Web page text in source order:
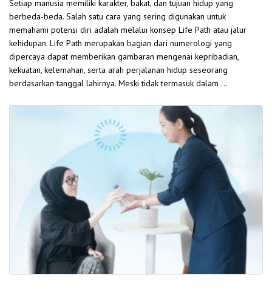
Setiap manusia memiliki karakter, bakat, dan tujuan hidup yang
berbeda-beda. Salah satu cara yang sering digunakan untuk
memahami potensi diri adalah melalui konsep Life Path atau jalur
kehidupan. Life Path merupakan bagian dari numerologi yang
dipercaya dapat memberikan gambaran mengenai kepribadian,
kekuatan, kelemahan, serta arah perjalanan hidup seseorang
berdasarkan tanggal lahirnya. Meski tidak termasuk dalam …